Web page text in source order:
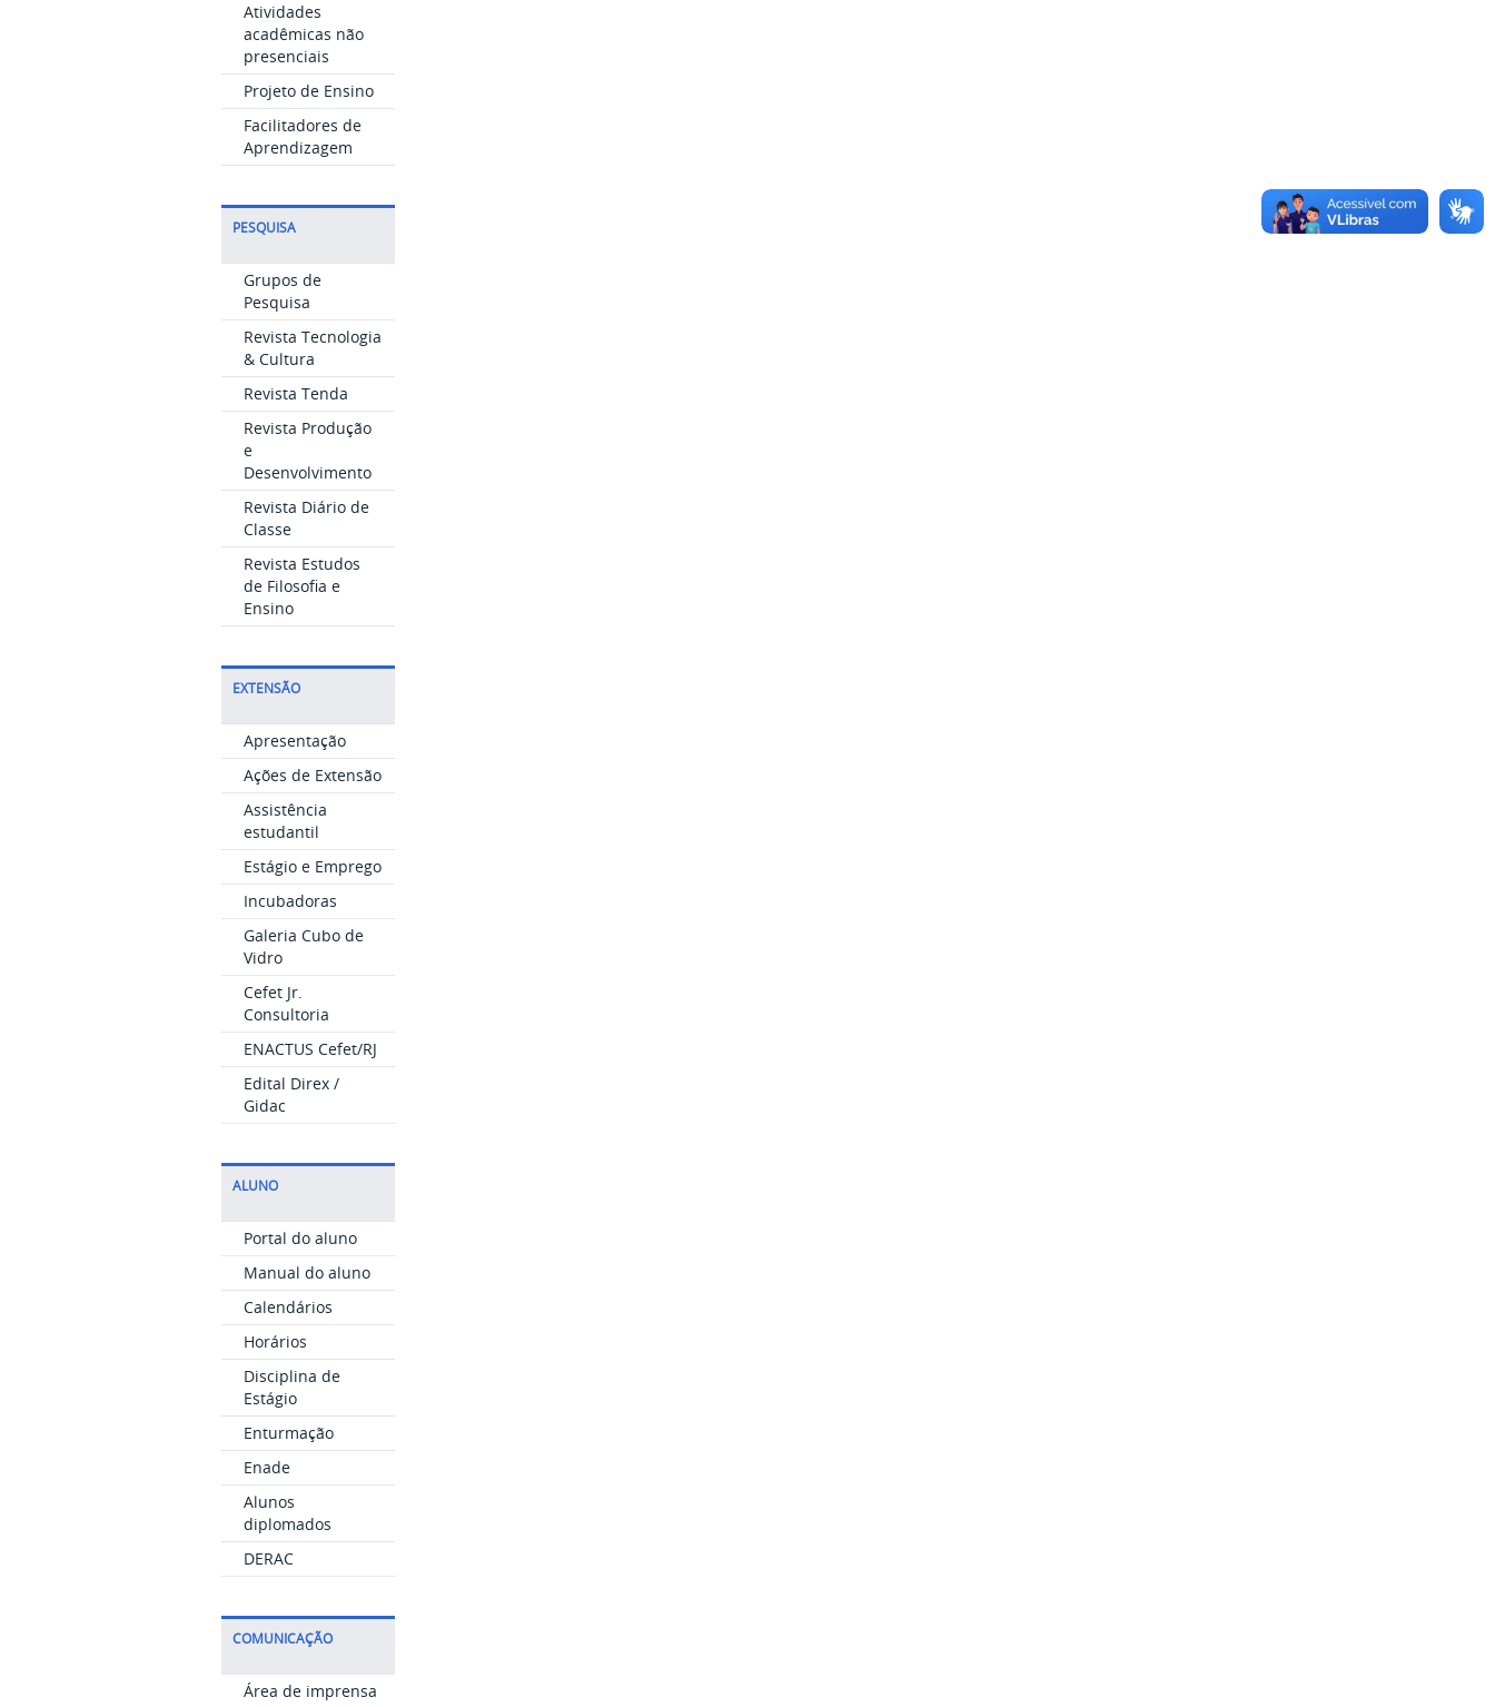
Atividades
acadêmicas não
presenciais
Projeto de Ensino
Facilitadores de
Aprendizagem
PESQUISA
Grupos de
Pesquisa
Revista Tecnologia
& Cultura
Revista Tenda
Revista Produção
e
Desenvolvimento
Revista Diário de
Classe
Revista Estudos
de Filosofia e
Ensino
EXTENSÃO
Apresentação
Ações de Extensão
Assistência
estudantil
Estágio e Emprego
Incubadoras
Galeria Cubo de
Vidro
Cefet Jr.
Consultoria
ENACTUS Cefet/RJ
Edital Direx /
Gidac
ALUNO
Portal do aluno
Manual do aluno
Calendários
Horários
Disciplina de
Estágio
Enturmação
Enade
Alunos
diplomados
DERAC
COMUNICAÇÃO
Área de imprensa